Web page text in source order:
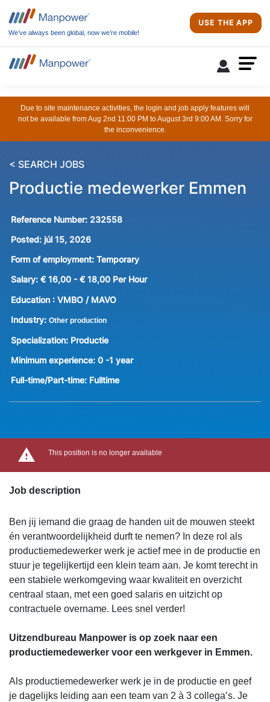
We’ve always been global, now we’re mobile!
USE THE APP
Due to site maintenance activities, the login and job apply features will
not be available from Aug 2nd 11:00 PM to August 3rd 9:00 AM. Sorry for
the inconvenience.
< SEARCH JOBS
Productie medewerker Emmen
Reference Number: 232558
Posted: júl 15, 2026
Form of employment: Temporary
Salary: € 16,00 - € 18,00 Per Hour
Education : VMBO / MAVO
Industry: Other production
Specialization: Productie
Minimum experience: 0 -1 year
Full-time/Part-time: Fulltime
This position is no longer available
Job description
Ben jij iemand die graag de handen uit de mouwen steekt
én verantwoordelijkheid durft te nemen? In deze rol als
productiemedewerker werk je actief mee in de productie en
stuur je tegelijkertijd een klein team aan. Je komt terecht in
een stabiele werkomgeving waar kwaliteit en overzicht
centraal staan, met een goed salaris en uitzicht op
contractuele overname. Lees snel verder!
Uitzendbureau Manpower is op zoek naar een
productiemedewerker voor een werkgever in Emmen.
Als productiemedewerker werk je in de productie en geef
je dagelijks leiding aan een team van 2 à 3 collega’s. Je